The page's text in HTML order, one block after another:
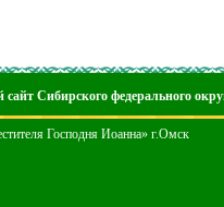
Сибирского федерального
Господня Иоанна» г.Омск